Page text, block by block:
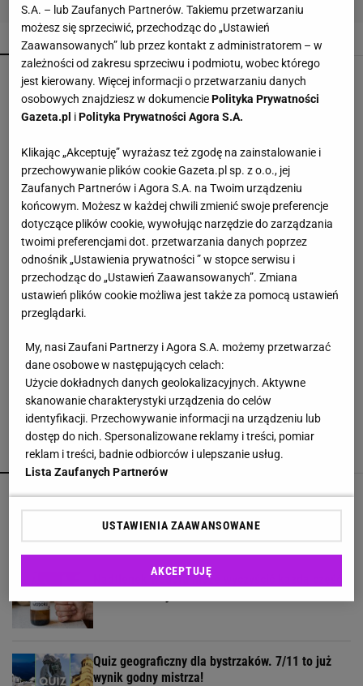
POPULARNE NAJNOWSZE
Wsyp do pralki zamiast płynu. Ręczniki
odzyskają miękkość
Coraz więcej osób wkłada folię pod telewizor.
Szczegół zmienia wszystko
Torba z Action wygląda jak z droższego butiku.
Styl jak Longchamp, cena poniżej 31 zł
Jedna łyżka wystarczy na całe wiadro. Buraki
urosną większe i będą słodsze
Maxi w Sinsay za 39,99 zł, która wygląda jak
wakacyjny sen. Zara ma podobne kwiatowe
perełki
POLECAMY WIĘCEJ TEMATÓW
Te polskie przysłowia powinien znać każdy. Na
komplet stać nielicznych
Nadtlenek wodoru może wyczyścić każdą część
Quiz geograficzny dla bystrzaków. 7/11 to już
wynik godny mistrza!
S.A. – lub Zaufanych Partnerów. Takiemu przetwarzaniu
możesz się sprzeciwić, przechodząc do „Ustawień
Zaawansowanych” lub przez kontakt z administratorem – w
zależności od zakresu sprzeciwu i podmiotu, wobec którego
jest kierowany. Więcej informacji o przetwarzaniu danych
osobowych znajdziesz w dokumencie Polityka Prywatności
Gazeta.pl i Polityka Prywatności Agora S.A.
Klikając „Akceptuję” wyrażasz też zgodę na zainstalowanie i
przechowywanie plików cookie Gazeta.pl sp. z o.o., jej
Zaufanych Partnerów i Agora S.A. na Twoim urządzeniu
końcowym. Możesz w każdej chwili zmienić swoje preferencje
dotyczące plików cookie, wywołując narzędzie do zarządzania
twoimi preferencjami dot. przetwarzania danych poprzez
odnośnik „Ustawienia prywatności ” w stopce serwisu i
przechodząc do „Ustawień Zaawansowanych”. Zmiana
ustawień plików cookie możliwa jest także za pomocą ustawień
przeglądarki.
My, nasi Zaufani Partnerzy i Agora S.A. możemy przetwarzać
dane osobowe w następujących celach:
Użycie dokładnych danych geolokalizacyjnych. Aktywne
skanowanie charakterystyki urządzenia do celów
identyfikacji. Przechowywanie informacji na urządzeniu lub
dostęp do nich. Spersonalizowane reklamy i treści, pomiar
reklam i treści, badnie odbiorców i ulepszanie usług.
Lista Zaufanych Partnerów
USTAWIENIA ZAAWANSOWANE
AKCEPTUJĘ